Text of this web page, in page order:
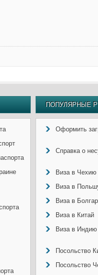
ПОПУЛЯРНЫЕ
Оформить
Справка о
Виза в Чехию
Виза в
Виза в
Виза в Китай
Виза в Индию
Посольство
Посольство